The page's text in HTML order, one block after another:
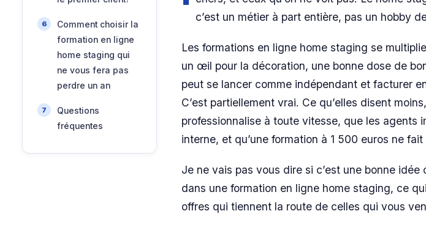
Comment choisir la
formation en ligne
home staging qui
ne vous fera pas
perdre un an
Questions
fréquentes
c’est un métier à part entière, pas un hobby
Les formations en ligne home staging se
un œil pour la décoration, une bonne dose de
peut se lancer comme indépendant et facturer
C’est partiellement vrai. Ce qu’elles disent
professionnalise à toute vitesse, que les agents
interne, et qu’une formation à 1 500 euros ne
Je ne vais pas vous dire si c’est une bonne
dans une formation en ligne home staging, ce
offres qui tiennent la route de celles qui vous